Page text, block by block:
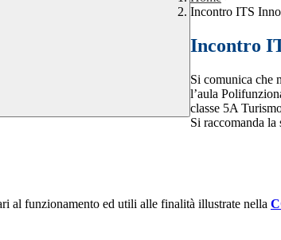
Incontro ITS
Incontro
Si comunica che
l’aula
classe 5A Turis
Si raccomanda
al funzionamento ed utili alle finalità illustrate nella